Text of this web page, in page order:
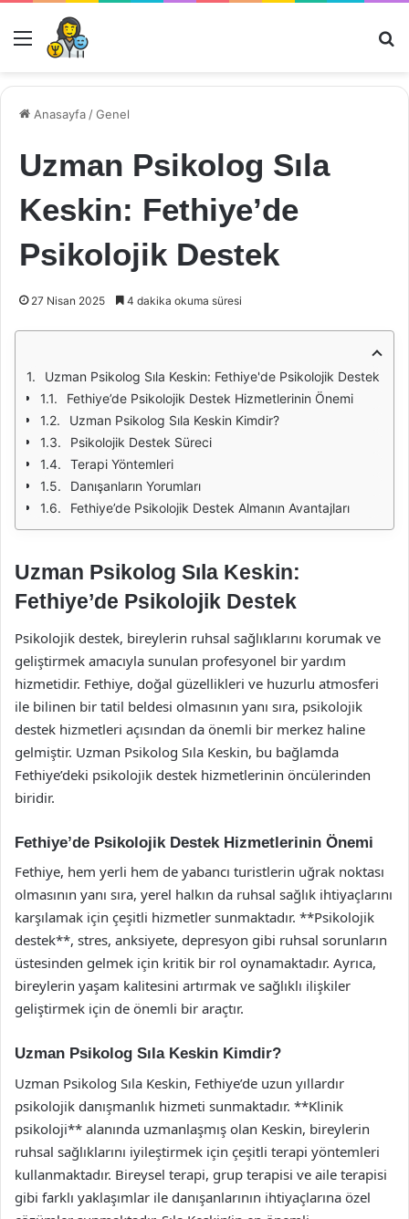
Menü
Anasayfa /Genel
Uzman Psikolog Sıla
Keskin: Fethiye’de
Psikolojik Destek
27 Nisan 2025 4 dakika okuma süresi
Uzman Psikolog Sıla Keskin: Fethiye'de Psikolojik Destek
Fethiye’de Psikolojik Destek Hizmetlerinin Önemi
Uzman Psikolog Sıla Keskin Kimdir?
Psikolojik Destek Süreci
Terapi Yöntemleri
Danışanların Yorumları
Fethiye’de Psikolojik Destek Almanın Avantajları
Uzman Psikolog Sıla Keskin:
Fethiye’de Psikolojik Destek
Psikolojik destek, bireylerin ruhsal sağlıklarını korumak ve
geliştirmek amacıyla sunulan profesyonel bir yardım
hizmetidir. Fethiye, doğal güzellikleri ve huzurlu atmosferi
ile bilinen bir tatil beldesi olmasının yanı sıra, psikolojik
destek hizmetleri açısından da önemli bir merkez haline
gelmiştir. Uzman Psikolog Sıla Keskin, bu bağlamda
Fethiye’deki psikolojik destek hizmetlerinin öncülerinden
biridir.
Fethiye’de Psikolojik Destek Hizmetlerinin Önemi
Fethiye, hem yerli hem de yabancı turistlerin uğrak noktası
olmasının yanı sıra, yerel halkın da ruhsal sağlık ihtiyaçlarını
karşılamak için çeşitli hizmetler sunmaktadır. **Psikolojik
destek**, stres, anksiyete, depresyon gibi ruhsal sorunların
üstesinden gelmek için kritik bir rol oynamaktadır. Ayrıca,
bireylerin yaşam kalitesini artırmak ve sağlıklı ilişkiler
geliştirmek için de önemli bir araçtır.
Uzman Psikolog Sıla Keskin Kimdir?
Uzman Psikolog Sıla Keskin, Fethiye’de uzun yıllardır
psikolojik danışmanlık hizmeti sunmaktadır. **Klinik
psikoloji** alanında uzmanlaşmış olan Keskin, bireylerin
ruhsal sağlıklarını iyileştirmek için çeşitli terapi yöntemleri
kullanmaktadır. Bireysel terapi, grup terapisi ve aile terapisi
gibi farklı yaklaşımlar ile danışanlarının ihtiyaçlarına özel